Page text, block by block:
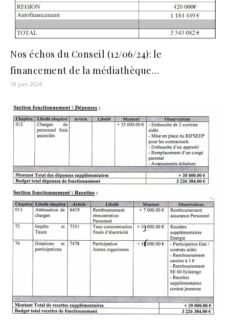
Nos échos du Conseil (12/06/24): le
financement de la médiathèque…
18 juin 2024